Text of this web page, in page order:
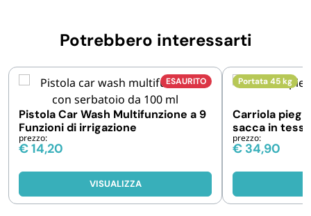
Potrebbero interessarti
ESAURITO
Pistola Car Wash Multifunzione a 9
Funzioni di irrigazione
prezzo:
€14,20
VISUALIZZA
Portata 45 kg
Carriola
sacca in
prezzo:
€ 34,90